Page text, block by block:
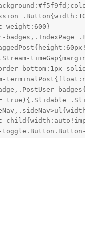
weight:600}
bottom:1px solid
= true){.Slidable